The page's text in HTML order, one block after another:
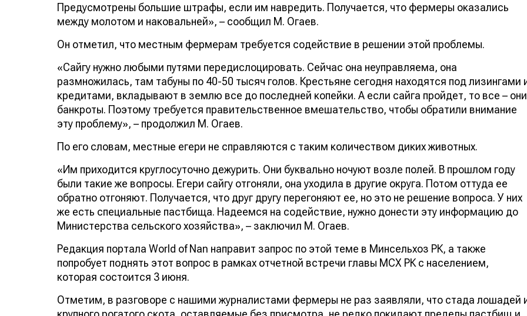
Предусмотрены большие штрафы, если им навредить. Получается, что фермеры оказались
между молотом и наковальней», – сообщил М. Огаев.
Он отметил, что местным фермерам требуется содействие в решении этой проблемы.
«Сайгу нужно любыми путями передислоцировать. Сейчас она неуправляема, она
размножилась, там табуны по 40-50 тысяч голов. Крестьяне сегодня находятся под лизингами
кредитами, вкладывают в землю все до последней копейки. А если сайга пройдет, то все – они
банкроты. Поэтому требуется правительственное вмешательство, чтобы обратили внимание
эту проблему», – продолжил М. Огаев.
По его словам, местные егери не справляются с таким количеством диких животных.
«Им приходится круглосуточно дежурить. Они буквально ночуют возле полей. В прошлом году
были такие же вопросы. Егери сайгу отгоняли, она уходила в другие округа. Потом оттуда ее
обратно отгоняют. Получается, что друг другу перегоняют ее, но это не решение вопроса. У них
же есть специальные пастбища. Надеемся на содействие, нужно донести эту информацию до
Министерства сельского хозяйства», – заключил М. Огаев.
Редакция портала World of Nan направит запрос по этой теме в Минсельхоз РК, а также
попробует поднять этот вопрос в рамках отчетной встречи главы МСХ РК с населением,
которая состоится 3 июня.
Отметим, в разговоре с нашими журналистами фермеры не раз заявляли, что стада лошадей